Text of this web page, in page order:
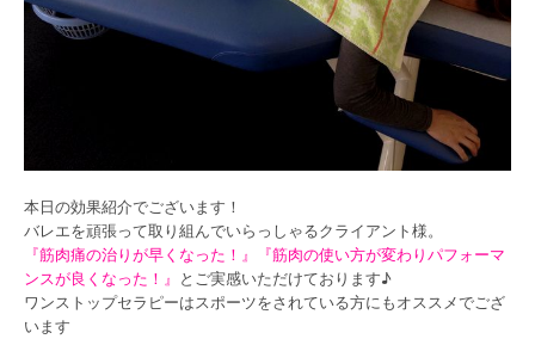
本日の効果紹介でございます！
バレエを頑張って取り組んでいらっしゃるクライアント様。
『筋肉痛の治りが早くなった！』『筋肉の使い方が変わりパフォーマ
ンスが良くなった！』 とご実感いただけております♪
ワンストップセラピーはスポーツをされている方にもオススメでござ
います